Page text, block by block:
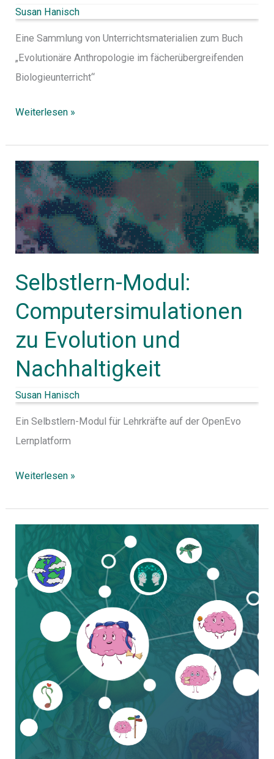
Susan Hanisch
Eine Sammlung von Unterrichtsmaterialien zum Buch
„Evolutionäre Anthropologie im fächerübergreifenden
Biologieunterricht“
Weiterlesen »
Selbstlern-Modul:
Computersimulationen
zu Evolution und
Nachhaltigkeit
Susan Hanisch
Ein Selbstlern-Modul für Lehrkräfte auf der OpenEvo
Lernplatform
Selbstlern-
Modul:
Computersimulationen
zu
Evolution
Nachhaltigkeit
Weiterlesen »
komplexe
Selbst